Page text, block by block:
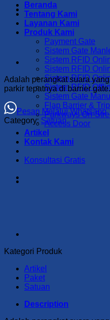
Beranda
Tentang Kami
Layanan Kami
Produk Kami
Payment Gate
Sistem Gate
Sistem RFID
Sistem RFID
Sistem RFID
Sistem RFID
Sistem Gate
Flap Barrier &
Parkways On-
Access Door
Artikel
Kontak Kami
Konsultasi Gratis
Adalah perangkat suara
parkir tepatnya di barrier gate.
Pesan Melalui Whatsapp
Category: Satuan
Kategori Produk
Artikel
Paket
Satuan
Description